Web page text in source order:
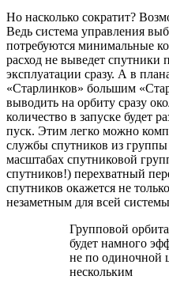
Но насколько сократит?
Ведь система управления
потребуются минимальные
расход не выведет
эксплуатации сразу. А в
«Старлинков» большим
выводить на орбиту сразу
количество в запуске будет
пуск. Этим легко можно
службы спутников из
масштабах спутниковой
спутников!) перехватный
спутников окажется не
незаметным для всей
Групповой
будет намного
не по одиночной
нескольким